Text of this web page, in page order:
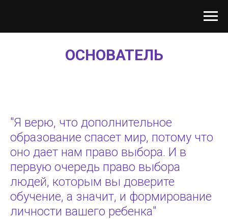
ОСНОВАТЕЛЬ
"Я верю, что дополнительное
образование спасет мир, потому что
оно дает нам право выбора. И в
первую очередь право выбора
людей, которым вы доверите
обучение, а значит, и формирование
личности вашего ребенка"